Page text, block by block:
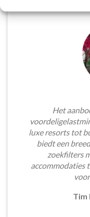
Het
luxe resorts tot
biedt een
zoekfilters
accommodaties
Tim